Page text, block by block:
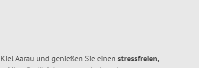
Aarau und genießen Sie einen stressfreien,